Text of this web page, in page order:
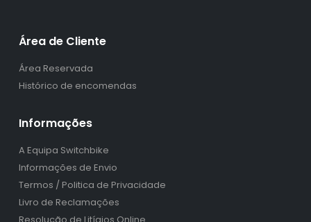
Área de Cliente
Área Reservada
Histórico de encomendas
Informações
A Equipa Switchbike
Informações de Envio
Termos / Politica de Privacidade
Livro de Reclamações